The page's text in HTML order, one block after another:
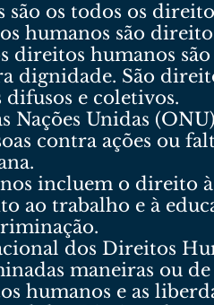
os todos os
humanos são
direitos humanos
dignidade. São
e coletivos.
Nações Unidas
contra ações ou
incluem o direito
ao trabalho e à
dos Direitos
maneiras ou
humanos e as